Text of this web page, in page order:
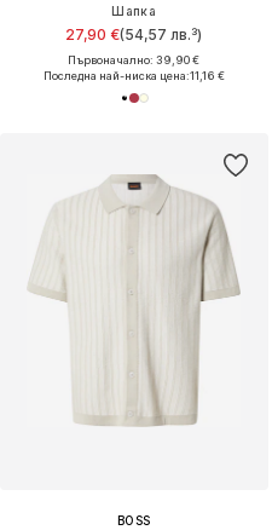
Шапка
27,90 €(54,57 лв.³)
Първоначално: 39,90 €
Последна най-ниска цена:11,16 €
BOSS